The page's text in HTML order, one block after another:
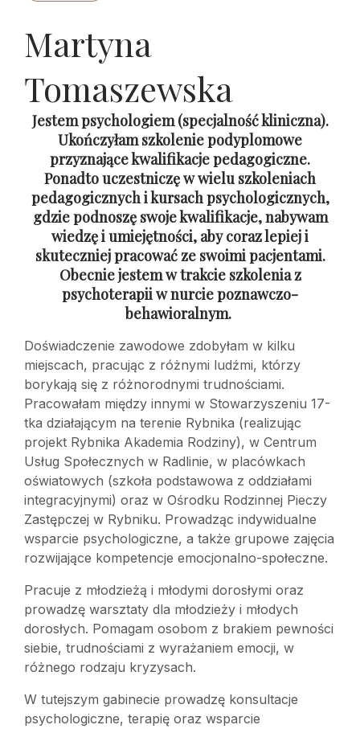
Martyna
Tomaszewska
Jestem psychologiem (specjalność kliniczna).
Ukończyłam szkolenie podyplomowe
przyznające kwalifikacje pedagogiczne.
Ponadto uczestniczę w wielu szkoleniach
pedagogicznych i kursach psychologicznych,
gdzie podnoszę swoje kwalifikacje, nabywam
wiedzę i umiejętności, aby coraz lepiej i
skuteczniej pracować ze swoimi pacjentami.
Obecnie jestem w trakcie szkolenia z
psychoterapii w nurcie poznawczo-
behawioralnym.
Doświadczenie zawodowe zdobyłam w kilku
miejscach, pracując z różnymi ludźmi, którzy
borykają się z różnorodnymi trudnościami.
Pracowałam między innymi w Stowarzyszeniu 17-
tka działającym na terenie Rybnika (realizując
projekt Rybnika Akademia Rodziny), w Centrum
Usług Społecznych w Radlinie, w placówkach
oświatowych (szkoła podstawowa z oddziałami
integracyjnymi) oraz w Ośrodku Rodzinnej Pieczy
Zastępczej w Rybniku. Prowadząc indywidualne
wsparcie psychologiczne, a także grupowe zajęcia
rozwijające kompetencje emocjonalno-społeczne.
Pracuje z młodzieżą i młodymi dorosłymi oraz
prowadzę warsztaty dla młodzieży i młodych
dorosłych. Pomagam osobom z brakiem pewności
siebie, trudnościami z wyrażaniem emocji, w
różnego rodzaju kryzysach.
W tutejszym gabinecie prowadzę konsultacje
psychologiczne, terapię oraz wsparcie